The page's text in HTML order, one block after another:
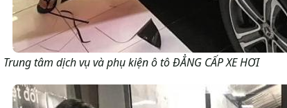
Trung tâm dịch vụ và phụ kiện ô tô ĐẲNG CẤP XE HƠI